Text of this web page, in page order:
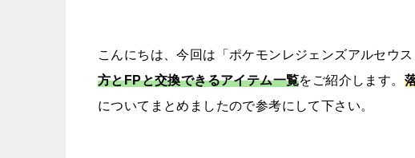
こんにちは、今回は「ポケモンレジェンズアルセウス
方とFPと交換できるアイテム一覧をご紹介します。
についてまとめましたので参考にして下さい。